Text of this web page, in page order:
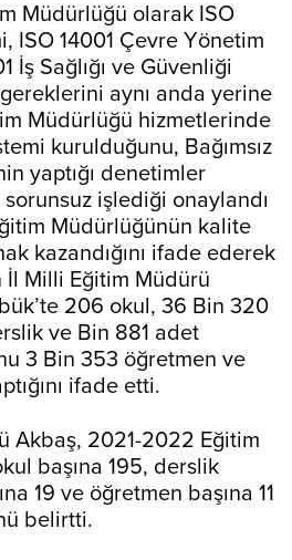
Müdürlüğü olarak ISO
ISO 14001 Çevre Yönetim
İş Sağlığı ve Güvenliği
aynı anda yerine
Müdürlüğü hizmetlerinde
kurulduğunu, Bağımsız
yaptığı denetimler
işlediği onaylandı
Müdürlüğünün kalite
kazandığını ifade ederek
Milli Eğitim Müdürü
206 okul, 36 Bin 320
ve Bin 881 adet
3 Bin 353 öğretmen ve
ifade etti.
Akbaş, 2021-2022 Eğitim
başına 195, derslik
19 ve öğretmen başına 11
belirtti.